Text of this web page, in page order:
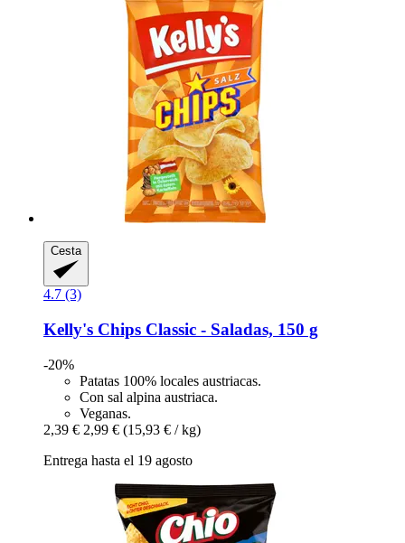
Cesta
4.7 (3)
Kelly's Chips Classic -​ Saladas, 150 g
-20%
Patatas 100% locales austriacas.
Con sal alpina austriaca.
Veganas.
2,39 € 2,99 € (15,93 € / kg)
Entrega hasta el 19 agosto